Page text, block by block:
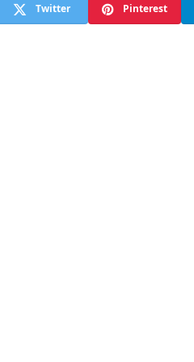
Twitter Pinterest